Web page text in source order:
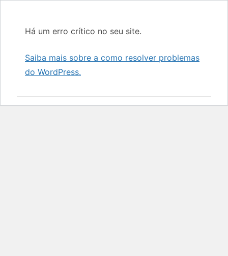
Há um erro crítico no seu site.
Saiba mais sobre a como resolver problemas
do WordPress.